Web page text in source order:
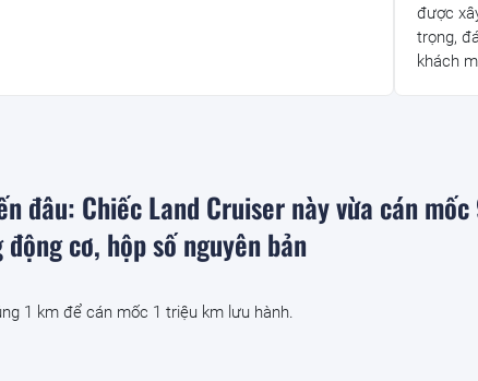
được
trọng,
khách
đâu: Chiếc Land Cruiser này vừa cán
cơ, hộp số nguyên bản
1 km để cán mốc 1 triệu km lưu hành.